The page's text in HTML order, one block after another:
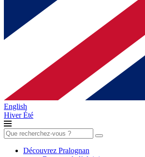
English
HiverÉté
Rechercher :
Découvrez Pralognan